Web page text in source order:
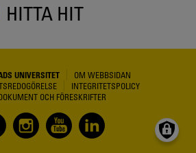
HITTA HIT
UNIVERSITET
OM WEBBSIDAN
INTEGRITETSPOLICY
OCH FÖRESKRIFTER